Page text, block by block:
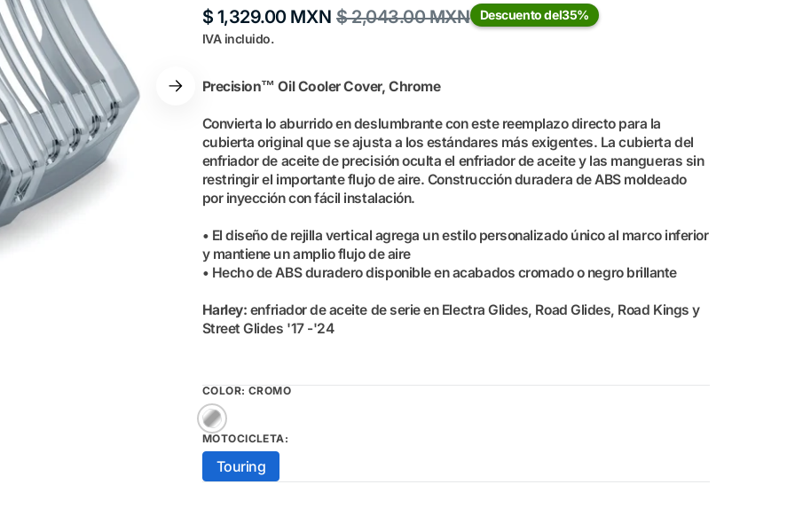
multimedia
2
en
vista
de
galería
Precio
venta
$ 1,329.00 MXN
Precio
$ 2,043.00 MXN Descuento del35%
IVA incluido.
Precision™ Oil Cooler Cover, Chrome
Convierta lo aburrido en deslumbrante con este reemplazo directo para la
cubierta original que se ajusta a los estándares más exigentes. La cubierta del
enfriador de aceite de precisión oculta el enfriador de aceite y las mangueras sin
restringir el importante flujo de aire. Construcción duradera de ABS moldeado
por inyección con fácil instalación.
• El diseño de rejilla vertical agrega un estilo personalizado único al marco inferior
y mantiene un amplio flujo de aire
• Hecho de ABS duradero disponible en acabados cromado o negro brillante
Harley: enfriador de aceite de serie en Electra Glides, Road Glides, Road Kings y
Street Glides '17 -'24
COLOR: CROMO
Cromo
MOTOCICLETA:
Touring
Variante
agotada